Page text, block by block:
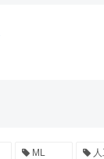
ML